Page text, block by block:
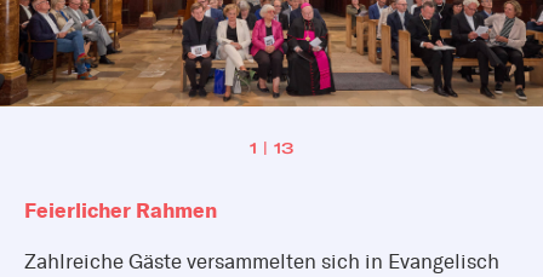
Feierlicher Rahmen
Zahlreiche Gäste versammelten sich in Evangelisch
1 | 13